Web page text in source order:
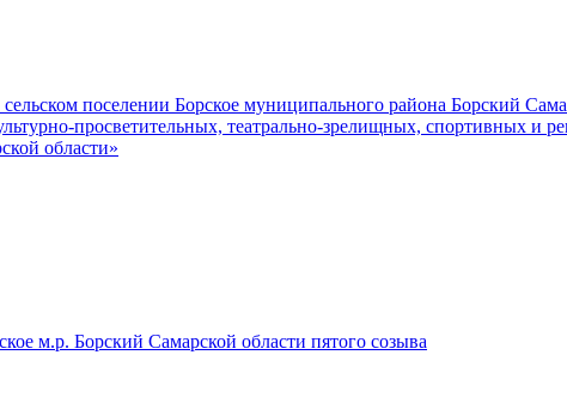
поселении Борское муниципального района Борский
просветительных, театрально-зрелищных, спортивных и
области»
м.р. Борский Самарской области пятого созыва